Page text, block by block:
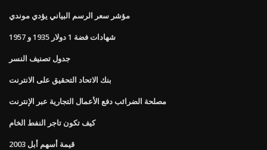
مؤشر سعر الرسم البياني يؤدي موندي
شهادات فضة 1 دولار 1935 و 1957
جدول تصنيف النسر
بنك الاتحاد التحقيق على الانترنت
مصلحة الضرائب دفع الأعمال التجارية عبر الإنترنت
كيف تكون تاجر النفط الخام
قيمة أسهم أبل 2003